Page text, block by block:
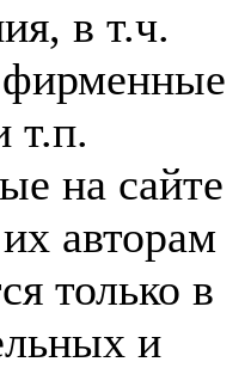
в т.ч.
т.п.
на сайте
авторам
только в
и